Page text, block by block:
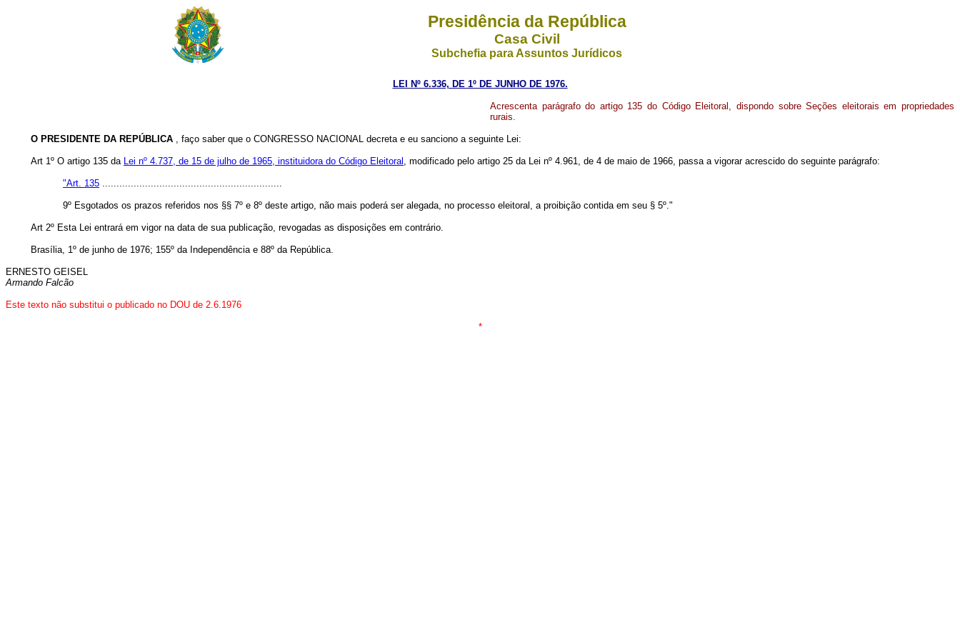
Presidência da República
Casa Civil
Subchefia para Assuntos Jurídicos
LEI Nº 6.336, DE 1º DE JUNHO DE 1976.
Acrescenta parágrafo do artigo 135 do Código Eleitoral, dispondo sobre Seções eleitorais em propriedades
rurais.
O PRESIDENTE DA REPÚBLICA , faço saber que o CONGRESSO NACIONAL decreta e eu sanciono a seguinte Lei:
Art 1º O artigo 135 da Lei nº 4.737, de 15 de julho de 1965, instituidora do Código Eleitoral , modificado pelo artigo 25 da Lei nº 4.961, de 4 de maio de 1966, passa a vigorar acrescido do seguinte parágrafo:
"Art. 135 ...............................................................
9º Esgotados os prazos referidos nos §§ 7º e 8º deste artigo, não mais poderá ser alegada, no processo eleitoral, a proibição contida em seu § 5º."
Art 2º Esta Lei entrará em vigor na data de sua publicação, revogadas as disposições em contrário.
Brasília, 1º de junho de 1976; 155º da Independência e 88º da República.
ERNESTO GEISEL
Armando Falcão
Este texto não substitui o publicado no DOU de 2.6.1976
*